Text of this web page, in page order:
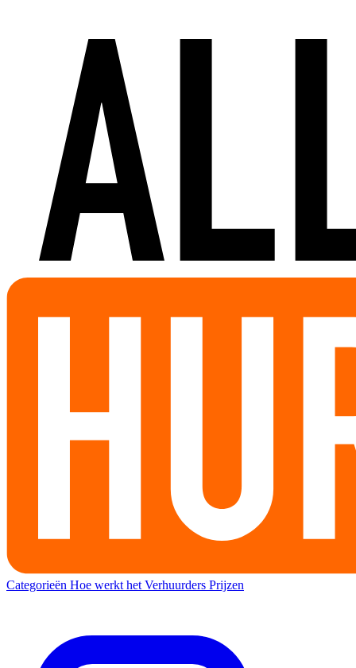
Categorieën Hoe werkt het Verhuurders Prijzen